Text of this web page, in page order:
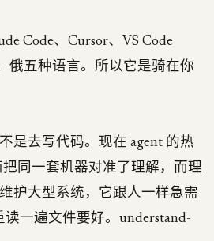
Code、Cursor、VS Code
俄五种语言。所以它是骑在你
是去写代码。现在 agent 的热
同一套机器对准了理解，而理
护大型系统，它跟人一样急需
一遍文件要好。understand-